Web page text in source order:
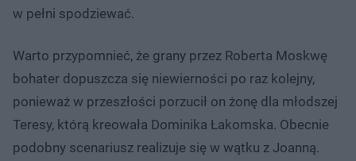
w pełni spodziewać.
Warto przypomnieć, że grany przez Roberta Moskwę
bohater dopuszcza się niewierności po raz kolejny,
ponieważ w przeszłości porzucił on żonę dla młodszej
Teresy, którą kreowała Dominika Łakomska. Obecnie
podobny scenariusz realizuje się w wątku z Joanną.